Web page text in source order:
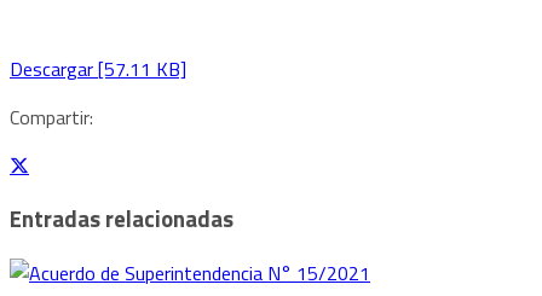
Descargar [57.11 KB]
Compartir:
Entradas relacionadas